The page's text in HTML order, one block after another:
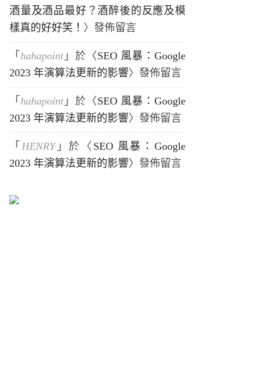
酒量及酒品最好？酒醉後的反應及模
樣真的好好笑！ 〉發佈留言
「 hahapoint 」於〈 SEO 風暴：Google
2023 年演算法更新的影響〉發佈留言
「 hahapoint 」於〈 SEO 風暴：Google
2023 年演算法更新的影響〉發佈留言
「 HENRY」於〈 SEO 風暴：Google
2023 年演算法更新的影響〉發佈留言